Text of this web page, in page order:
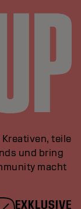
teile
und bring
macht
EXKLUSIVE